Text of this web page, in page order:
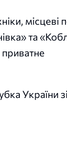
та
України